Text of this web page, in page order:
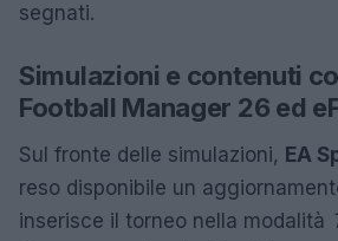
segnati.
Simulazioni e contenuti
Football Manager 26 ed
Sul fronte delle simulazioni, EA
reso disponibile un
inserisce il torneo nella modalità